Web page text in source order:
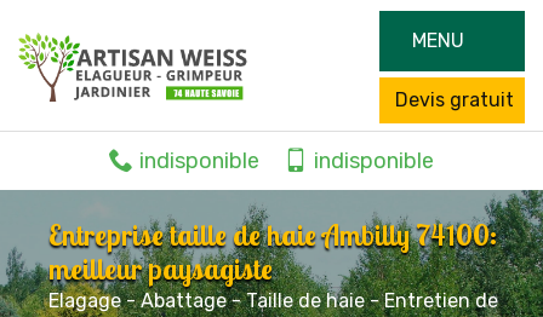
MENU
Devis gratuit
indisponible indisponible
Entreprise taille de haie Ambilly 74100:
meilleur paysagiste
Elagage - Abattage - Taille de haie - Entretien de